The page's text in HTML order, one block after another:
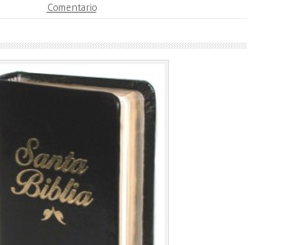
Comentario